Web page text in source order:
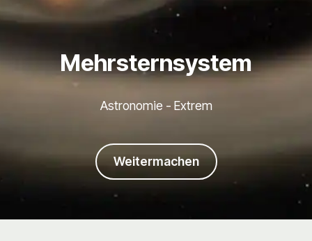
Mehrsternsystem
Astronomie - Extrem
Weitermachen